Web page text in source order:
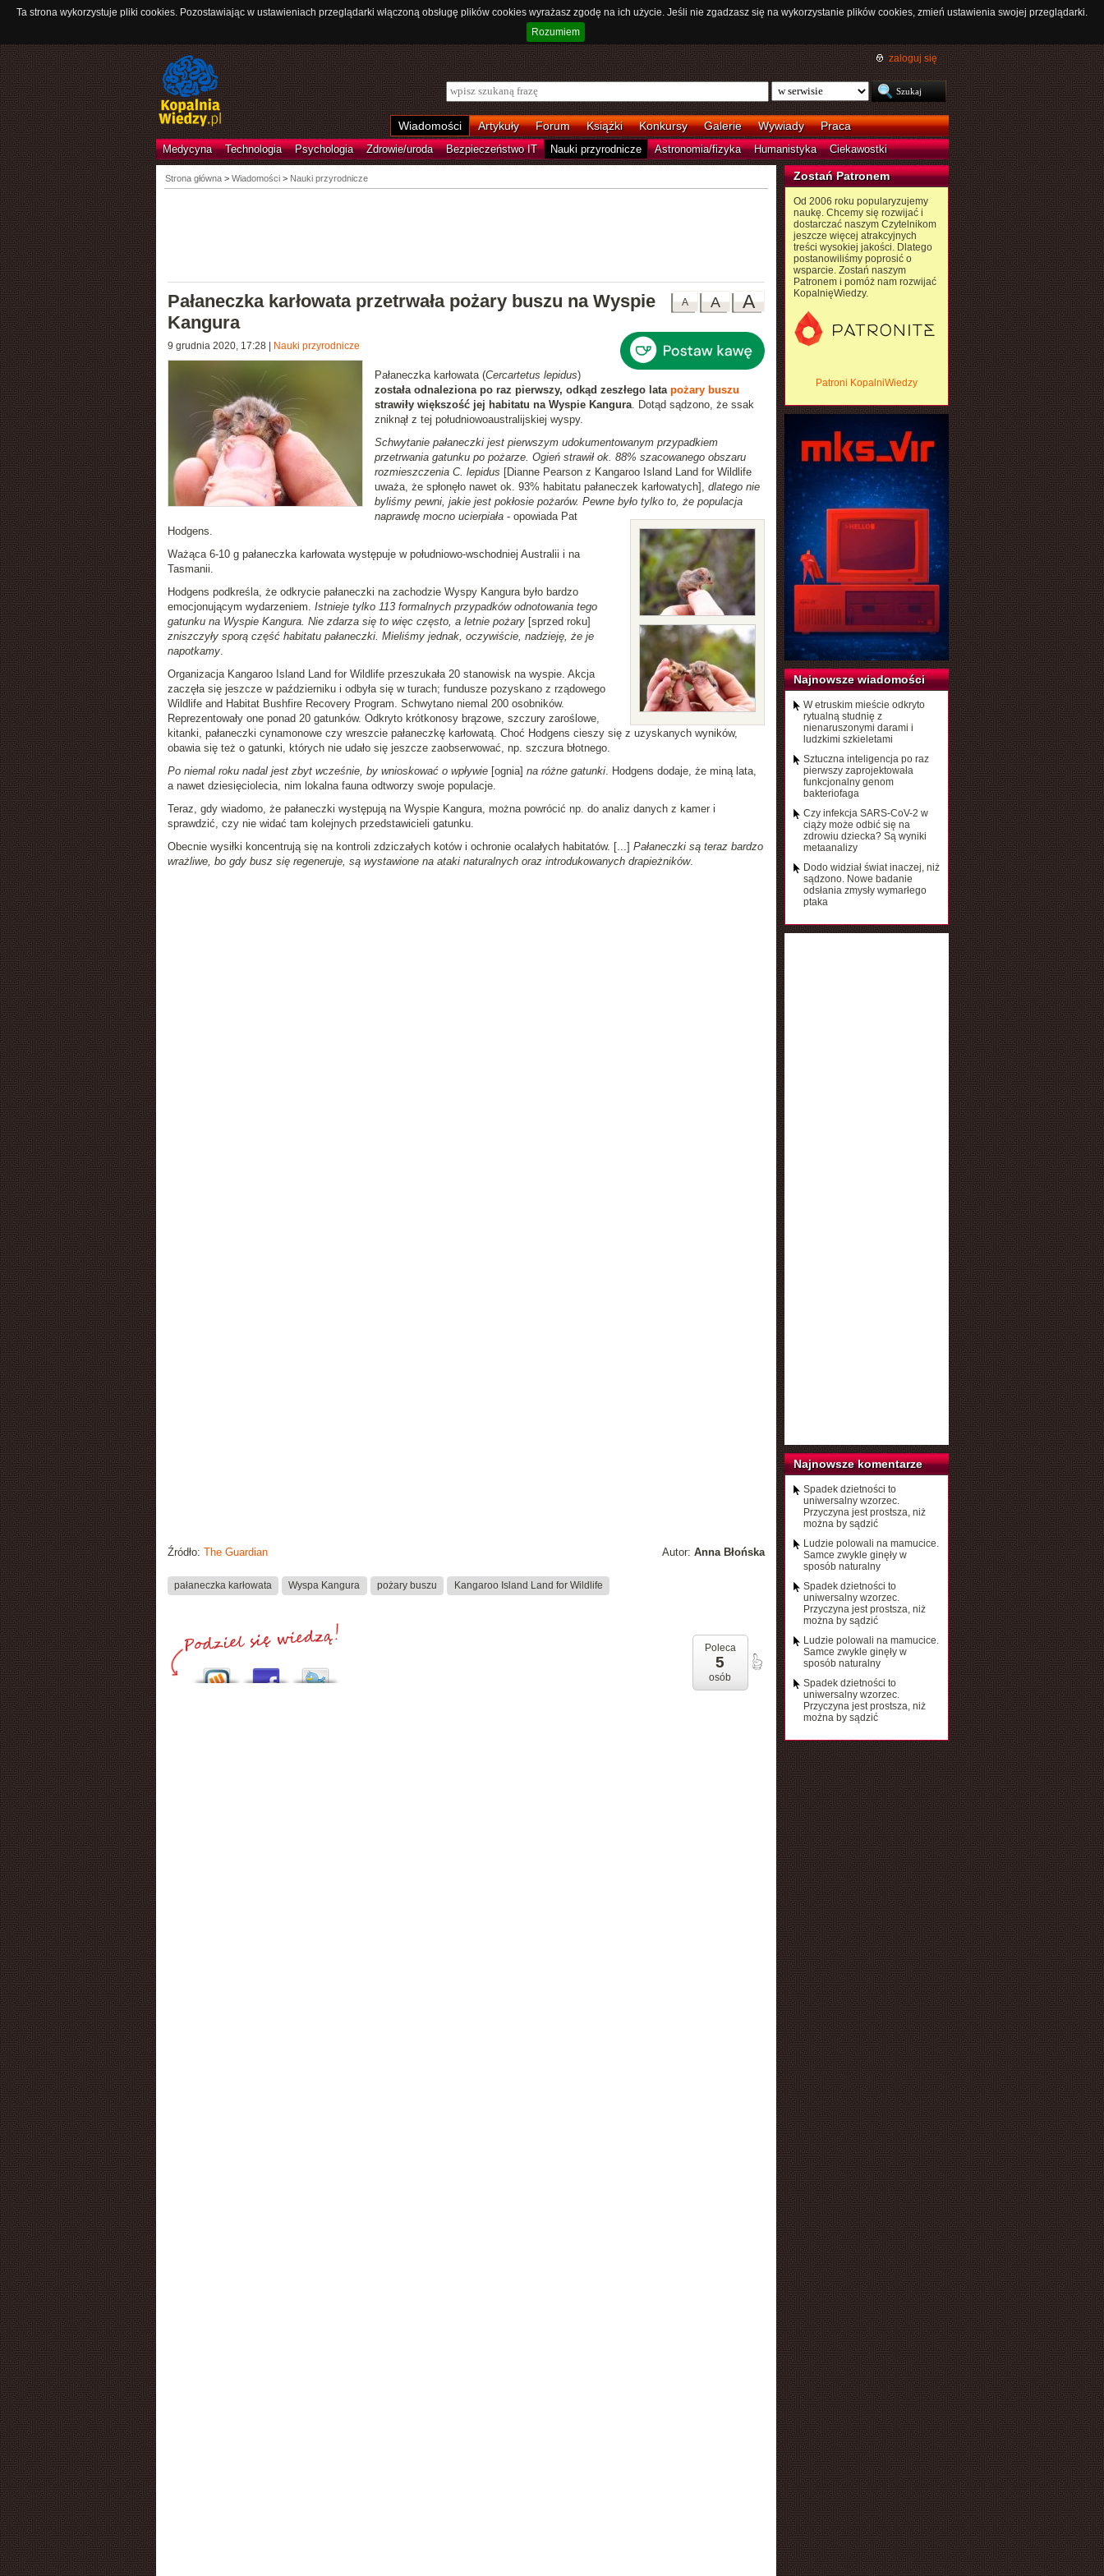
Ta strona wykorzystuje pliki cookies. Pozostawiając w ustawieniach przeglądarki włączoną obsługę plików cookies wyrażasz zgodę na ich użycie. Jeśli nie zgadzasz się na wykorzystanie plików cookies, zmień ustawienia swojej przeglądarki.
Rozumiem
zaloguj się
Wiadomości Artykuły Forum Książki Konkursy Galerie Wywiady Praca
Medycyna Technologia Psychologia Zdrowie/uroda Bezpieczeństwo IT Nauki przyrodnicze Astronomia/fizyka Humanistyka Ciekawostki
Strona główna> Wiadomości > Nauki przyrodnicze
A
A
A
Pałaneczka karłowata przetrwała pożary buszu na Wyspie
Kangura
9 grudnia 2020, 17:28| Nauki przyrodnicze
Pałaneczka karłowata (Cercartetus lepidus)
została odnaleziona po raz pierwszy, odkąd zeszłego lata pożary buszu
strawiły większość jej habitatu na Wyspie Kangura. Dotąd sądzono, że ssak
zniknął z tej południowoaustralijskiej wyspy.
Schwytanie pałaneczki jest pierwszym udokumentowanym przypadkiem
przetrwania gatunku po pożarze. Ogień strawił ok. 88% szacowanego obszaru
rozmieszczenia C. lepidus [Dianne Pearson z Kangaroo Island Land for Wildlife
uważa, że spłonęło nawet ok. 93% habitatu pałaneczek karłowatych], dlatego nie
byliśmy pewni, jakie jest pokłosie pożarów. Pewne było tylko to, że populacja
naprawdę mocno ucierpiała- opowiada Pat
Hodgens.
Ważąca 6-10 g pałaneczka karłowata występuje w południowo-wschodniej Australii i na
Tasmanii.
Hodgens podkreśla, że odkrycie pałaneczki na zachodzie Wyspy Kangura było bardzo
emocjonującym wydarzeniem. Istnieje tylko 113 formalnych przypadków odnotowania tego
gatunku na Wyspie Kangura. Nie zdarza się to więc często, a letnie pożary[sprzed roku]
zniszczyły sporą część habitatu pałaneczki. Mieliśmy jednak, oczywiście, nadzieję, że je
napotkamy.
Organizacja Kangaroo Island Land for Wildlife przeszukała 20 stanowisk na wyspie. Akcja
zaczęła się jeszcze w październiku i odbyła się w turach; fundusze pozyskano z rządowego
Wildlife and Habitat Bushfire Recovery Program. Schwytano niemal 200 osobników.
Reprezentowały one ponad 20 gatunków. Odkryto krótkonosy brązowe, szczury zaroślowe,
kitanki, pałaneczki cynamonowe czy wreszcie pałaneczkę karłowatą. Choć Hodgens cieszy się z uzyskanych wyników,
obawia się też o gatunki, których nie udało się jeszcze zaobserwować, np. szczura błotnego.
Po niemal roku nadal jest zbyt wcześnie, by wnioskować o wpływie[ognia] na różne gatunki. Hodgens dodaje, że miną lata,
a nawet dziesięciolecia, nim lokalna fauna odtworzy swoje populacje.
Teraz, gdy wiadomo, że pałaneczki występują na Wyspie Kangura, można powrócić np. do analiz danych z kamer i
sprawdzić, czy nie widać tam kolejnych przedstawicieli gatunku.
Obecnie wysiłki koncentrują się na kontroli zdziczałych kotów i ochronie ocalałych habitatów. [...] Pałaneczki są teraz bardzo
wrażliwe, bo gdy busz się regeneruje, są wystawione na ataki naturalnych oraz introdukowanych drapieżników.
Autor: Anna Błońska
Źródło: The Guardian
pałaneczka karłowata Wyspa Kangura pożary buszu Kangaroo Island Land for Wildlife
Poleca
5
osób
Zostań Patronem
Od 2006 roku popularyzujemy
naukę. Chcemy się rozwijać i
dostarczać naszym Czytelnikom
jeszcze więcej atrakcyjnych
treści wysokiej jakości. Dlatego
postanowiliśmy poprosić o
wsparcie. Zostań naszym
Patronem i pomóż nam rozwijać
KopalnięWiedzy.
Patroni KopalniWiedzy
Najnowsze wiadomości
W etruskim mieście odkryto
rytualną studnię z
nienaruszonymi darami i
ludzkimi szkieletami
Sztuczna inteligencja po raz
pierwszy zaprojektowała
funkcjonalny genom
bakteriofaga
Czy infekcja SARS-CoV-2 w
ciąży może odbić się na
zdrowiu dziecka? Są wyniki
metaanalizy
Dodo widział świat inaczej, niż
sądzono. Nowe badanie
odsłania zmysły wymarłego
ptaka
Najnowsze komentarze
Spadek dzietności to
uniwersalny wzorzec.
Przyczyna jest prostsza, niż
można by sądzić
Ludzie polowali na mamucice.
Samce zwykle ginęły w
sposób naturalny
Spadek dzietności to
uniwersalny wzorzec.
Przyczyna jest prostsza, niż
można by sądzić
Ludzie polowali na mamucice.
Samce zwykle ginęły w
sposób naturalny
Spadek dzietności to
uniwersalny wzorzec.
Przyczyna jest prostsza, niż
można by sądzić